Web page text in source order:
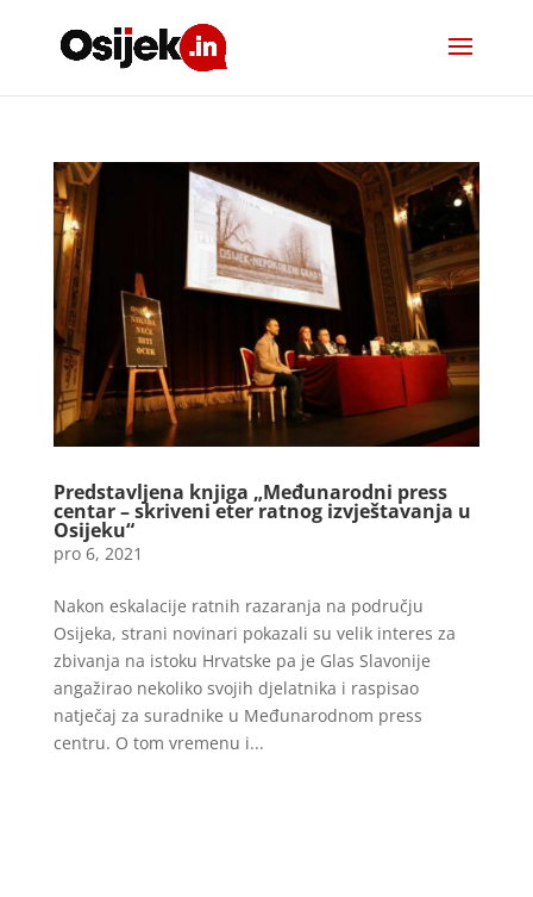
Predstavljena knjiga „Međunarodni press
centar – skriveni eter ratnog izvještavanja u
Osijeku“
pro 6, 2021
Nakon eskalacije ratnih razaranja na području
Osijeka, strani novinari pokazali su velik interes za
zbivanja na istoku Hrvatske pa je Glas Slavonije
angažirao nekoliko svojih djelatnika i raspisao
natječaj za suradnike u Međunarodnom press
centru. O tom vremenu i...